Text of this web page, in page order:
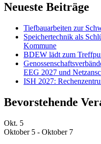
Neueste Beiträge
Tiefbauarbeiten zur
Speichertechnik als
Kommune
BDEW lädt zum
EEG 2027 und
ISH 2027:
Bevorstehende
Okt. 5
Oktober 5 - Oktober 7